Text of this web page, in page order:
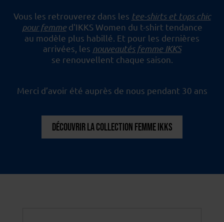
Vous les retrouverez dans les tee-shirts et tops chic
pour femmed'IKKS Women du t-shirt tendance
au modèle plus habillé. Et pour les dernières
arrivées, les nouveautés femme IKKS
se renouvellent chaque saison.
Merci d’avoir été auprès de nous pendant 30 ans
DÉCOUVRIR LA COLLECTION FEMME IKKS